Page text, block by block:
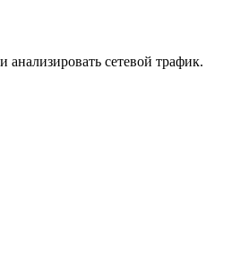
сетевой трафик.